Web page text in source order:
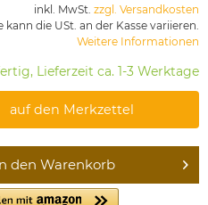
inkl. MwSt. zzgl. Versandkosten
die USt. an der Kasse variieren.
Weitere Informationen
Lieferzeit ca. 1-3 Werktage
auf den Merkzettel
den Warenkorb